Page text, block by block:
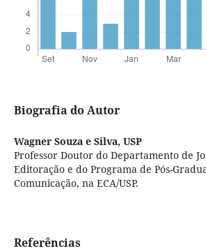
Biografia do Autor
Wagner Souza e Silva, USP
Professor Doutor do Departamento de
Editoração e do Programa de Pós-
Comunicação, na ECA/USP.
Referências